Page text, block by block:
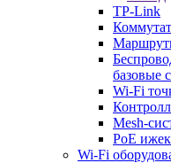
TP-Link
базовые
Wi-Fi
Mesh-
PoE
Wi-Fi